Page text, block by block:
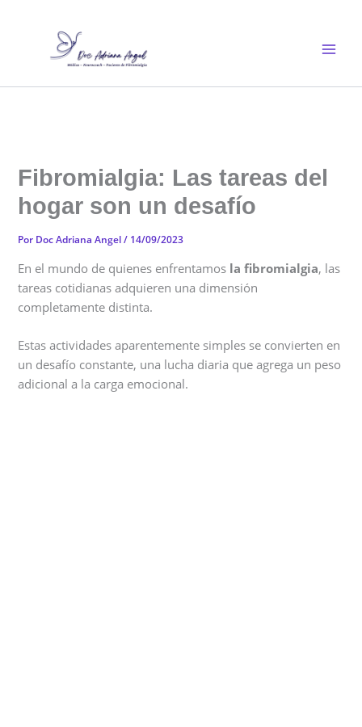
Fibromialgia: Las tareas del
hogar son un desafío
Por Doc Adriana Angel/ 14/09/2023
En el mundo de quienes enfrentamos la fibromialgia, las
tareas cotidianas adquieren una dimensión
completamente distinta.
Estas actividades aparentemente simples se convierten en
un desafío constante, una lucha diaria que agrega un peso
adicional a la carga emocional.